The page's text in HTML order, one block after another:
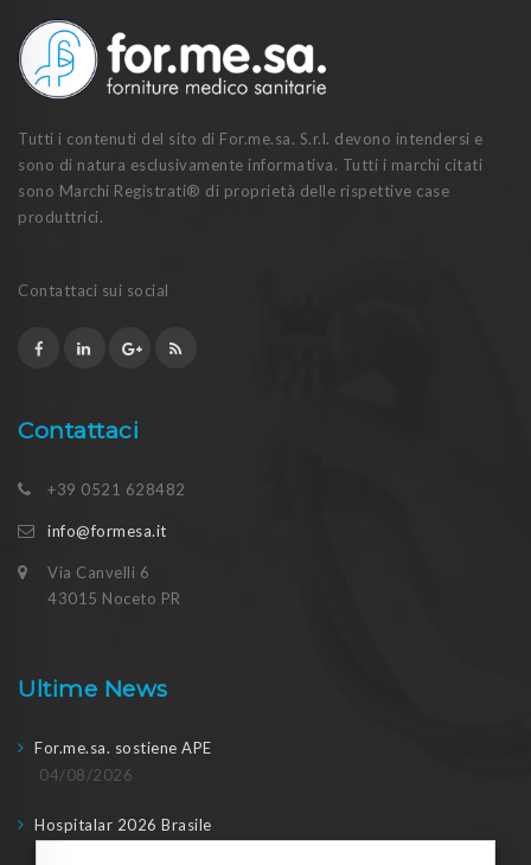
Tutti i contenuti del sito di For.me.sa. S.r.l. devono intendersi e
sono di natura esclusivamente informativa. Tutti i marchi citati
sono Marchi Registrati® di proprietà delle rispettive case
produttrici.
Contattaci sui social
Contattaci
+39 0521 628482
info@formesa.it
Via Canvelli 6
43015 Noceto PR
Ultime News
For.me.sa. sostiene APE
04/08/2026
Hospitalar 2026 Brasile